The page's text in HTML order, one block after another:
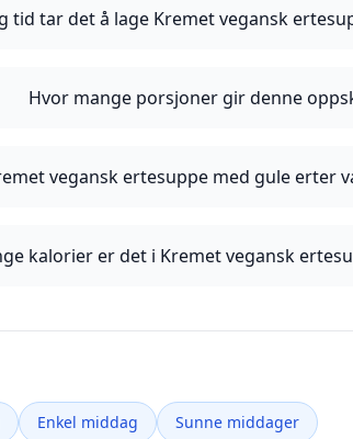
tid tar det å lage Kremet vegansk
Hvor mange porsjoner gir denne
vegansk ertesuppe med gule erter
kalorier er det i Kremet vegansk
Enkel middag Sunne middager